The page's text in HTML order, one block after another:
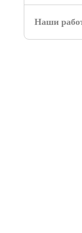
Наши